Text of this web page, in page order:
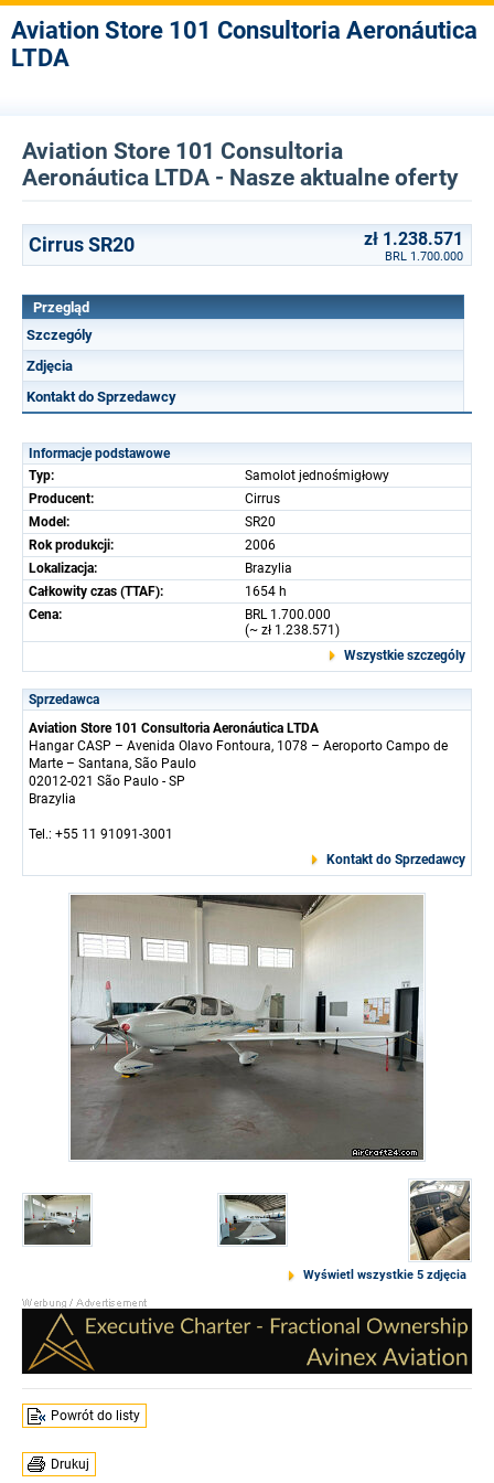
Aviation Store 101 Consultoria Aeronáutica
LTDA
Aviation Store 101 Consultoria
Aeronáutica LTDA - Nasze aktualne oferty
Cirrus SR20 zł 1.238.571
BRL 1.700.000
Przegląd
Szczególy
Zdjęcia
Kontakt do Sprzedawcy
Informacje podstawowe
Typ:
Samolot jednośmigłowy
Producent:
Cirrus
Model:
SR20
Rok produkcji:
2006
Lokalizacja:
Brazylia
Całkowity czas (TTAF):
1654 h
Cena:
BRL 1.700.000
(~ zł 1.238.571)
Wszystkie szczególy
Sprzedawca
Aviation Store 101 Consultoria Aeronáutica LTDA
Hangar CASP – Avenida Olavo Fontoura, 1078 – Aeroporto Campo de
Marte – Santana, São Paulo
02012-021 São Paulo - SP
Brazylia
Tel.: +55 11 91091-3001
Kontakt do Sprzedawcy
Wyświetl wszystkie 5 zdjęcia
Powrót do listy
Drukuj